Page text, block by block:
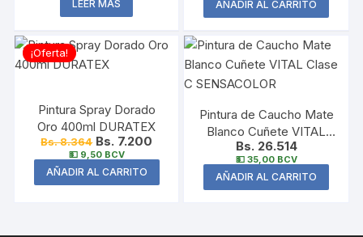
LEER MÁS AÑADIR AL CARRITO
¡Oferta!
Pintura Spray Dorado
Oro 400ml DURATEX
Bs. 8.364Bs. 7.200
💵 9,50 BCV
AÑADIR AL CARRITO
Pintura de Caucho Mate
Blanco Cuñete VITAL
Clase C SENSACOLOR
Bs. 26.514
💵 35,00 BCV
AÑADIR AL CARRITO